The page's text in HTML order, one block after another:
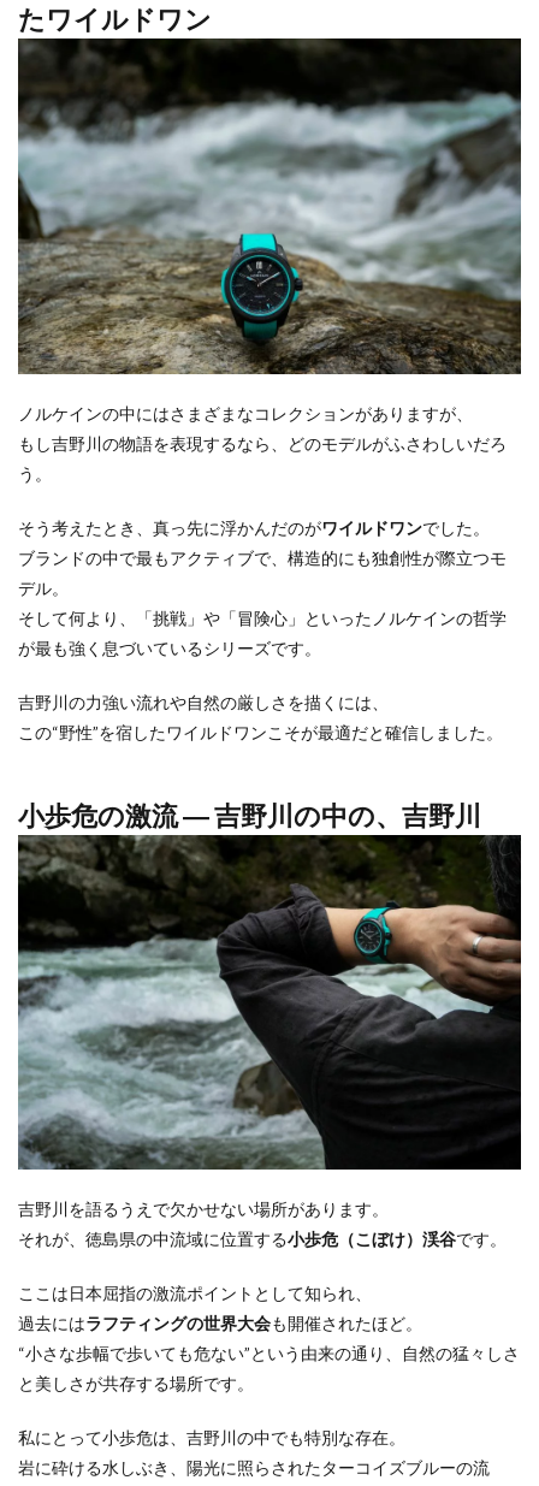
たワイルドワン
ノルケインの中にはさまざまなコレクションがありますが、
もし吉野川の物語を表現するなら、どのモデルがふさわしいだろ
う。
そう考えたとき、真っ先に浮かんだのがワイルドワンでした。
ブランドの中で最もアクティブで、構造的にも独創性が際立つモ
デル。
そして何より、「挑戦」や「冒険心」といったノルケインの哲学
が最も強く息づいているシリーズです。
吉野川の力強い流れや自然の厳しさを描くには、
この“野性”を宿したワイルドワンこそが最適だと確信しました。
小歩危の激流 ― 吉野川の中の、吉野川
吉野川を語るうえで欠かせない場所があります。
それが、徳島県の中流域に位置する小歩危（こぼけ）渓谷です。
ここは日本屈指の激流ポイントとして知られ、
過去にはラフティングの世界大会も開催されたほど。
“小さな歩幅で歩いても危ない”という由来の通り、自然の猛々しさ
と美しさが共存する場所です。
私にとって小歩危は、吉野川の中でも特別な存在。
岩に砕ける水しぶき、陽光に照らされたターコイズブルーの流